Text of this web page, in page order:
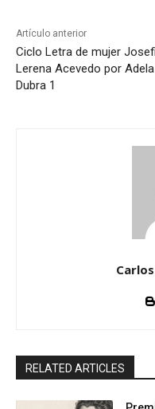
Artículo anterior
Ciclo Letra de mujer
Lerena Acevedo por Adela
Dubra 1
RELATED ARTICLES